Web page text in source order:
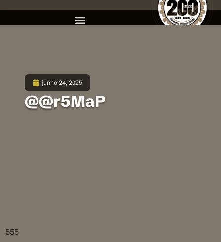
junho 24, 2025
@@r5MaP
555